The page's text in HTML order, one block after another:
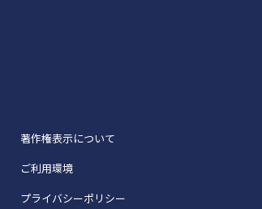
著作権表示について
ご利用環境
プライバシーポリシー